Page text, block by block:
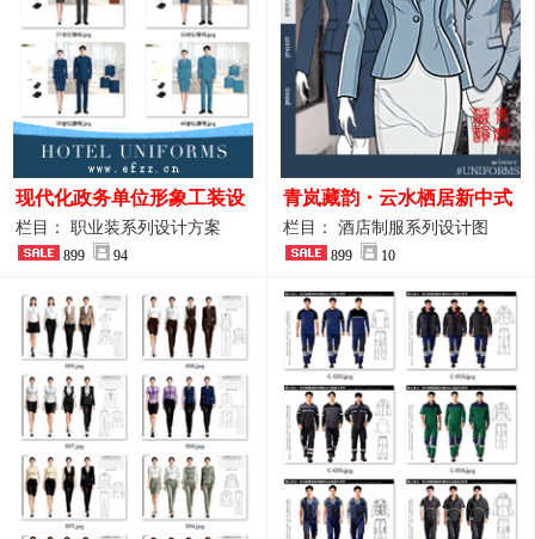
现代化政务单位形象工装设
计｜国风会务接待西装制服
整套方案
栏目： 职业装系列设计方案
899 94
青岚藏韵・云水栖居新中式
酒店全岗位制服设计原创作
品图
栏目： 酒店制服系列设计图
899 10